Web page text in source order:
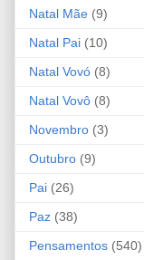
Natal Mãe (9)
Natal Pai (10)
Natal Vovó (8)
Natal Vovô (8)
Novembro (3)
Outubro (9)
Pai (26)
Paz (38)
Pensamentos (540)